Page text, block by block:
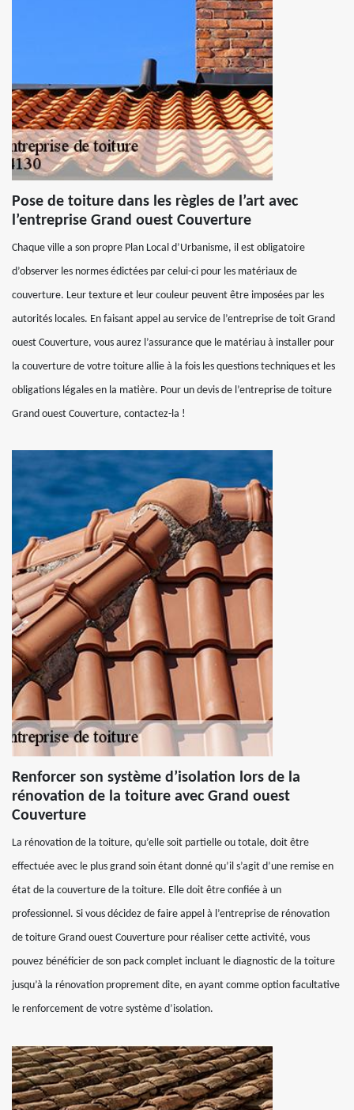
Pose de toiture dans les règles de l’art avec
l’entreprise Grand ouest Couverture
Chaque ville a son propre Plan Local d’Urbanisme, il est obligatoire
d’observer les normes édictées par celui-ci pour les matériaux de
couverture. Leur texture et leur couleur peuvent être imposées par les
autorités locales. En faisant appel au service de l’entreprise de toit Grand
ouest Couverture, vous aurez l’assurance que le matériau à installer pour
la couverture de votre toiture allie à la fois les questions techniques et les
obligations légales en la matière. Pour un devis de l’entreprise de toiture
Grand ouest Couverture, contactez-la !
Renforcer son système d’isolation lors de la
rénovation de la toiture avec Grand ouest
Couverture
La rénovation de la toiture, qu’elle soit partielle ou totale, doit être
effectuée avec le plus grand soin étant donné qu’il s’agit d’une remise en
état de la couverture de la toiture. Elle doit être confiée à un
professionnel. Si vous décidez de faire appel à l’entreprise de rénovation
de toiture Grand ouest Couverture pour réaliser cette activité, vous
pouvez bénéficier de son pack complet incluant le diagnostic de la toiture
jusqu’à la rénovation proprement dite, en ayant comme option facultative
le renforcement de votre système d’isolation.